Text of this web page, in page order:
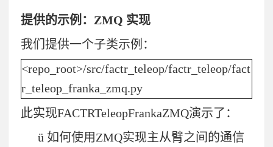
提供的示例： ZMQ 实现
我们提供一个子类示例：
<repo_root>/src/factr_teleop/factr_teleop/fact
r_teleop_franka_zmq.py
此实现FACTRTeleopFrankaZMQ演示了：
ü 如何使用ZMQ实现主从臂之间的通信